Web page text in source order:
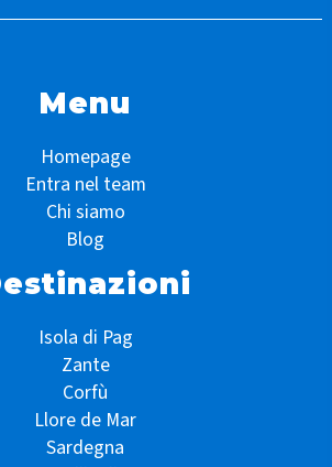
Menu
Homepage
Entra nel team
Chi siamo
Blog
Isola di Pag
Zante
Corfù
Llore de Mar
Sardegna